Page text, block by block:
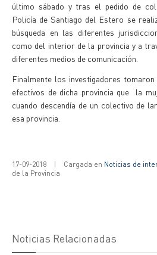
último sábado y tras el pedido de
Policía de Santiago del Estero se
búsqueda en las diferentes
como del interior de la provincia y a
diferentes medios de comunicación.
Finalmente los investigadores
efectivos de dicha provincia que la
cuando descendía de un colectivo de
esa provincia.
17-09-2018 | Cargada en Noticias de
de la Provincia
Noticias Relacionadas